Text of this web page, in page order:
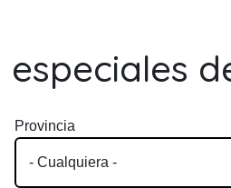
Provincia